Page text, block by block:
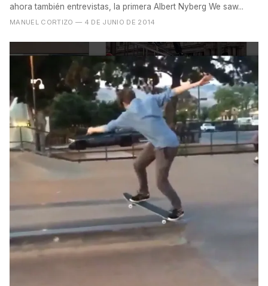
ahora también entrevistas, la primera Albert Nyberg We saw...
MANUEL CORTIZO — 4 DE JUNIO DE 2014